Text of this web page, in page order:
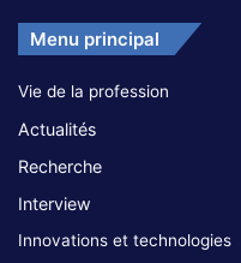
Menu principal
Vie de la profession
Actualités
Recherche
Interview
Innovations et technologies